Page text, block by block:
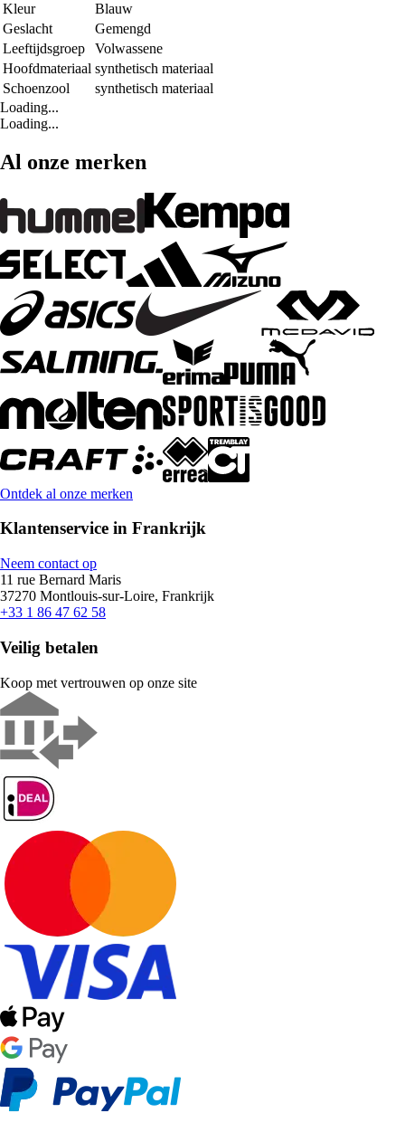
Kleur
Blauw
Geslacht
Gemengd
Leeftijdsgroep
Volwassene
Hoofdmateriaal synthetisch materiaal
Schoenzool
synthetisch materiaal
Loading...
Loading...
Al onze merken
Ontdek al onze merken
Klantenservice in Frankrijk
Neem contact op
11 rue Bernard Maris
37270 Montlouis-sur-Loire, Frankrijk
+33 1 86 47 62 58
Veilig betalen
Koop met vertrouwen op onze site